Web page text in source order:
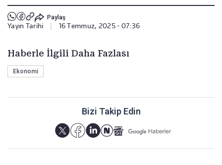
Paylaş
Yayın Tarihi 16 Temmuz, 2025 - 07:36
Haberle İlgili Daha Fazlası
Ekonomi
Bizi Takip Edin